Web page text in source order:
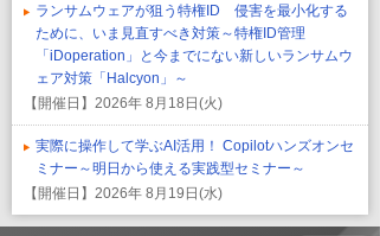
ランサムウェアが狙う特権ID 侵害を最小化する
ために、いま見直すべき対策～特権ID管理
「iDoperation」と今までにない新しいランサムウ
ェア対策「Halcyon」～
【開催日】 2026年 8月18日(火)
実際に操作して学ぶAI活用！ Copilotハンズオンセ
ミナー～明日から使える実践型セミナー～
【開催日】 2026年 8月19日(水)